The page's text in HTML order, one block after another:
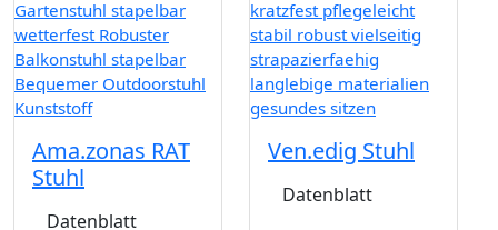
Ama.zonas RAT
Stuhl
Datenblatt
Ven.edig Stuhl
Datenblatt